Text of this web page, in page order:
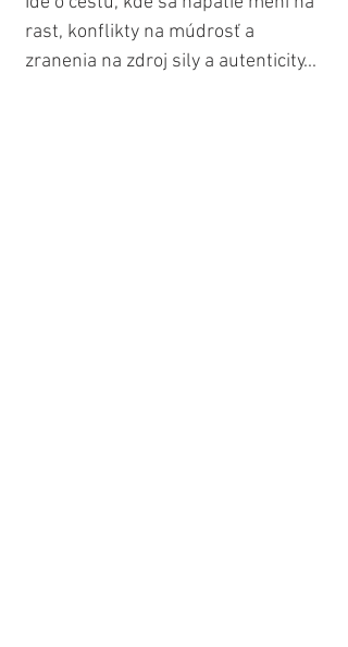
rast, konflikty na múdrosť a
zranenia na zdroj sily a autenticity...